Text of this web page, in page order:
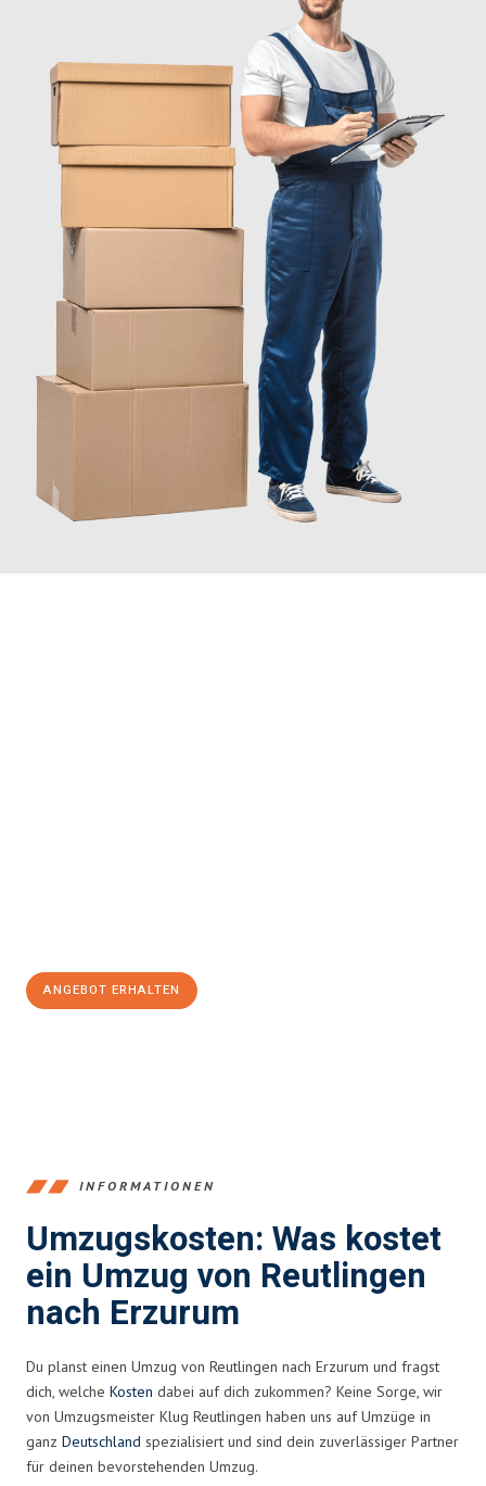
ANGEBOT ERHALTEN
INFORMATIONEN
Umzugskosten: Was kostet
ein Umzug von Reutlingen
nach Erzurum
Du planst einen Umzug von Reutlingen nach Erzurum und fragst
dich, welche Kosten dabei auf dich zukommen? Keine Sorge, wir
von Umzugsmeister Klug Reutlingen haben uns auf Umzüge in
ganz Deutschland spezialisiert und sind dein zuverlässiger Partner
für deinen bevorstehenden Umzug.